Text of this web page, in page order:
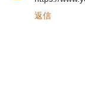
返信